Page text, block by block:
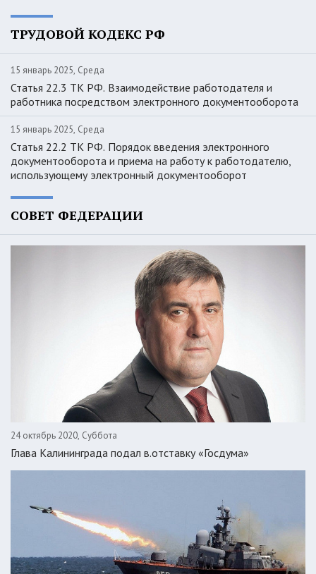
ТРУДОВОЙ КОДЕКС РФ
15 январь 2025, Среда
Статья 22.3 ТК РФ. Взаимодействие работодателя и
работника посредством электронного документооборота
15 январь 2025, Среда
Статья 22.2 ТК РФ. Порядок введения электронного
документооборота и приема на работу к работодателю,
использующему электронный документооборот
СОВЕТ ФЕДЕРАЦИИ
24 октябрь 2020, Суббота
Глава Калининграда подал в.отставку «Госдума»